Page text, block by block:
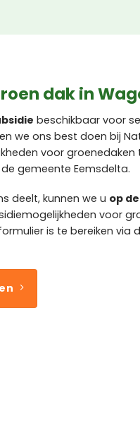
dak in
beschikbaar voor
we ons best doen bij
voor groenedaken
gemeente Eemsdelta.
deelt, kunnen we u op
voor
is te bereiken via